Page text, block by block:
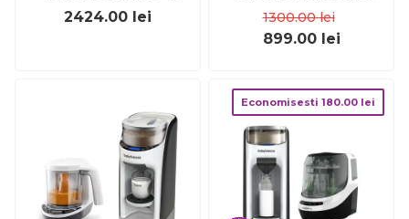
2424.00 lei
autocuratare SUPKC-
APL510
1300.00 lei
899.00 lei
Economisesti 180.00 lei